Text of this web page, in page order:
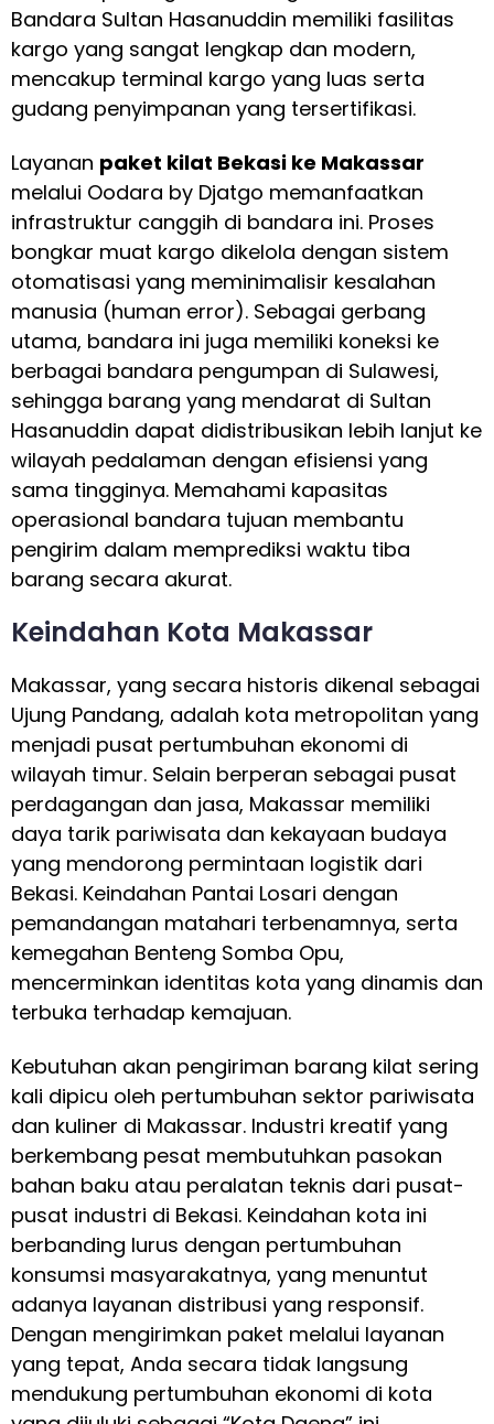
Bandara Sultan Hasanuddin memiliki fasilitas
kargo yang sangat lengkap dan modern,
mencakup terminal kargo yang luas serta
gudang penyimpanan yang tersertifikasi.
Layanan paket kilat Bekasi ke Makassar
melalui Oodara by Djatgo memanfaatkan
infrastruktur canggih di bandara ini. Proses
bongkar muat kargo dikelola dengan sistem
otomatisasi yang meminimalisir kesalahan
manusia (human error). Sebagai gerbang
utama, bandara ini juga memiliki koneksi ke
berbagai bandara pengumpan di Sulawesi,
sehingga barang yang mendarat di Sultan
Hasanuddin dapat didistribusikan lebih lanjut ke
wilayah pedalaman dengan efisiensi yang
sama tingginya. Memahami kapasitas
operasional bandara tujuan membantu
pengirim dalam memprediksi waktu tiba
barang secara akurat.
Keindahan Kota Makassar
Makassar, yang secara historis dikenal sebagai
Ujung Pandang, adalah kota metropolitan yang
menjadi pusat pertumbuhan ekonomi di
wilayah timur. Selain berperan sebagai pusat
perdagangan dan jasa, Makassar memiliki
daya tarik pariwisata dan kekayaan budaya
yang mendorong permintaan logistik dari
Bekasi. Keindahan Pantai Losari dengan
pemandangan matahari terbenamnya, serta
kemegahan Benteng Somba Opu,
mencerminkan identitas kota yang dinamis dan
terbuka terhadap kemajuan.
Kebutuhan akan pengiriman barang kilat sering
kali dipicu oleh pertumbuhan sektor pariwisata
dan kuliner di Makassar. Industri kreatif yang
berkembang pesat membutuhkan pasokan
bahan baku atau peralatan teknis dari pusat-
pusat industri di Bekasi. Keindahan kota ini
berbanding lurus dengan pertumbuhan
konsumsi masyarakatnya, yang menuntut
adanya layanan distribusi yang responsif.
Dengan mengirimkan paket melalui layanan
yang tepat, Anda secara tidak langsung
mendukung pertumbuhan ekonomi di kota